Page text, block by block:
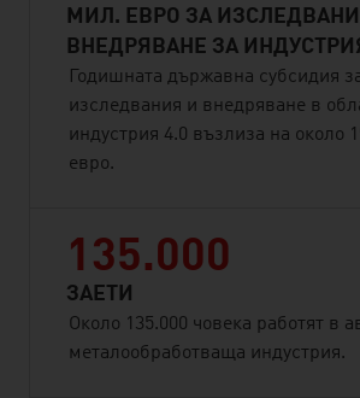
МИЛ. ЕВРО ЗА
ВНЕДРЯВАНЕ ЗА
Годишната държавна субсидия
изследвания и внедряване в
индустрия 4.0 възлиза на около
евро.
135.000
ЗАЕТИ
Около 135.000 човека работят в
металообработваща индустрия.